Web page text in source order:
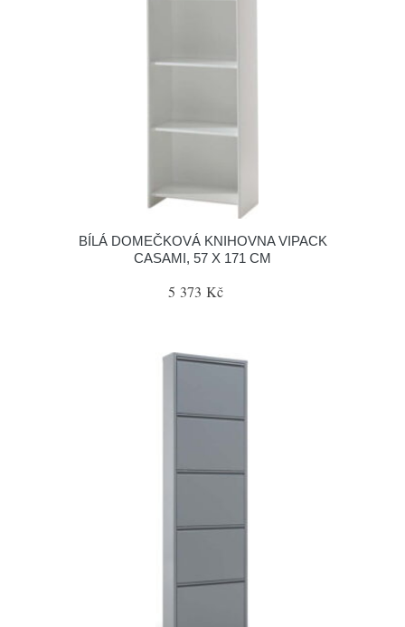
BÍLÁ DOMEČKOVÁ KNIHOVNA VIPACK
CASAMI, 57 X 171 CM
5 373 Kč